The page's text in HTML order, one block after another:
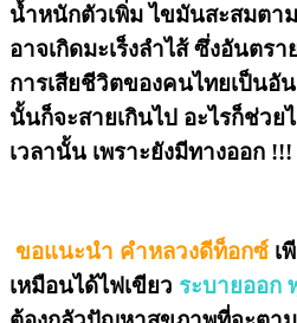
น้ำหนักตัวเพิ่ม ไขมันสะสมตา
อาจเกิดมะเร็งลำไส้ ซึ่งอันตรา
การเสียชีวิตของคนไทยเป็นอั
นั้นก็จะสายเกินไป อะไรก็ช่วย
เวลานั้น เพราะยังมีทางออก !!!
ขอแนะนำ คำหลวงดีท็อกซ์ เ
เหมือนได้ไฟเขียว ระบายออก